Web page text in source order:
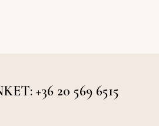
+36 20 569 6515